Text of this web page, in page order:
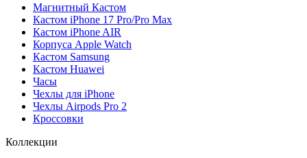
Магнитный Кастом
Кастом iPhone 17 Pro/Pro Max
Кастом iPhone AIR
Корпуса Apple Watch
Кастом Samsung
Кастом Huawei
Часы
Чехлы для iPhone
Чехлы Airpods Pro 2
Кроссовки
Коллекции